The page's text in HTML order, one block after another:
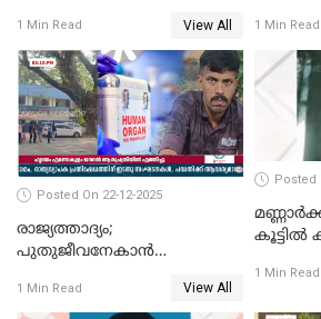
ദാരുണാന്ത്യം; ജീപ്സി
ഓടിച്ചയാൾ അറസ്റ്റിൽ.
1 Min Read View All 1 Min Read
Posted On 22-12-2025
രാജ്യത്താദ്യം;
പുതുജീവനേകാൻ
എറണാകുളം സർക്കാർ
1 Min Read View All
Posted
കൂട്ടിൽ
1 Min Read